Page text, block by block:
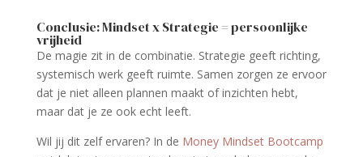
Conclusie: Mindset x Strategie = persoonlijke
vrijheid
De magie zit in de combinatie. Strategie geeft richting,
systemisch werk geeft ruimte. Samen zorgen ze ervoor
dat je niet alleen plannen maakt of inzichten hebt,
maar dat je ze ook echt leeft.
Wil jij dit zelf ervaren? In de Money Mindset Bootcamp